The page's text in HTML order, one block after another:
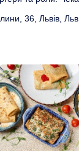
36, Львів,